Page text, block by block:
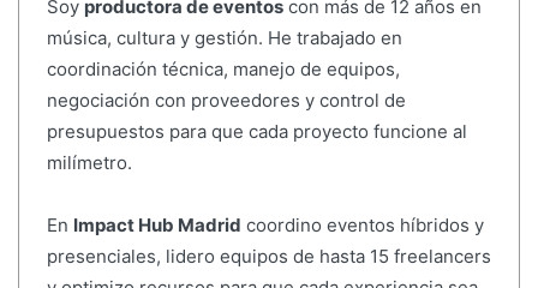
Soy productora de eventoscon más de 12 años en
música, cultura y gestión. He trabajado en
coordinación técnica, manejo de equipos,
negociación con proveedores y control de
presupuestos para que cada proyecto funcione al
milímetro.
En Impact Hub Madrid coordino eventos híbridos y
presenciales, lidero equipos de hasta 15 freelancers